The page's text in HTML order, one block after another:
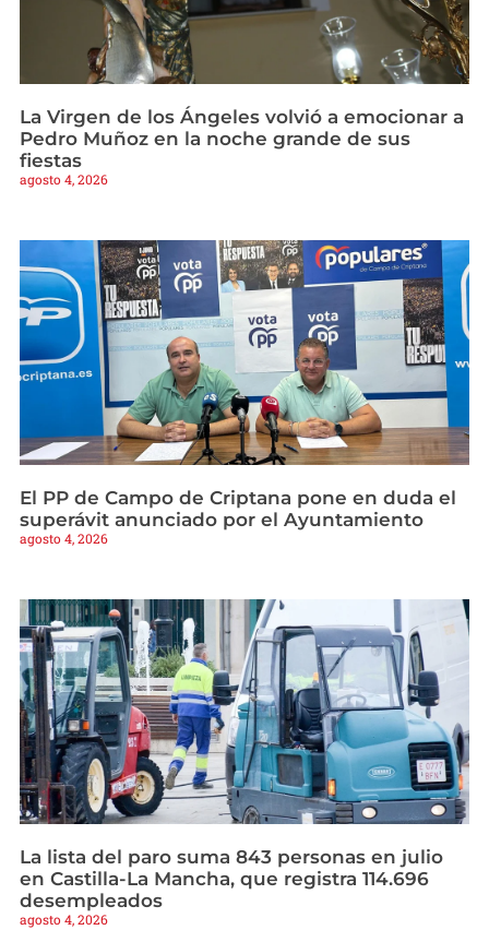
La Virgen de los Ángeles volvió a emocionar a
Pedro Muñoz en la noche grande de sus
fiestas
agosto 4, 2026
El PP de Campo de Criptana pone en duda el
superávit anunciado por el Ayuntamiento
agosto 4, 2026
La lista del paro suma 843 personas en julio
en Castilla-La Mancha, que registra 114.696
desempleados
agosto 4, 2026